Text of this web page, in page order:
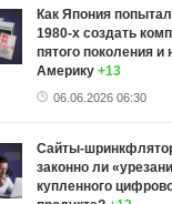
Как Япония
1980-х создать
пятого поколения и
Америку +13
06.06.2026 06:30
Сайты-
законно ли
купленного